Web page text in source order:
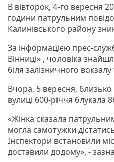
В вівторок, 4-го вересня
години патрульним
Калинівського району
За інформацією прес-
Вінниці» , чоловіка
біля залізничного
Вчора, 5 вересня, близько
вулиці 600-річчя блукала
«Жінка сказала
могла самотужки
Інспектори встановили
доставили додому», -